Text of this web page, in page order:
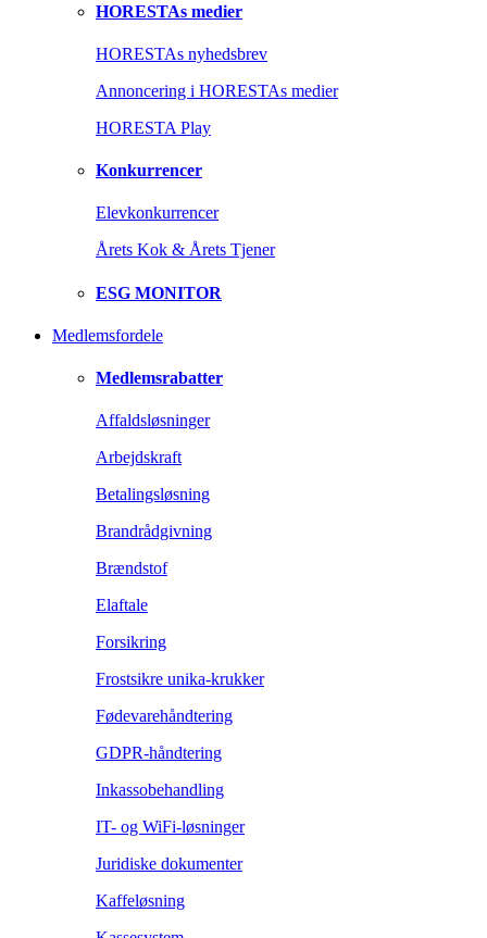
HORESTAs medier
HORESTAs nyhedsbrev
Annoncering i HORESTAs medier
HORESTA Play
Konkurrencer
Elevkonkurrencer
Årets Kok & Årets Tjener
ESG MONITOR
Medlemsfordele
Medlemsrabatter
Affaldsløsninger
Arbejdskraft
Betalingsløsning
Brandrådgivning
Brændstof
Elaftale
Forsikring
Frostsikre unika-krukker
Fødevarehåndtering
GDPR-håndtering
Inkassobehandling
IT- og WiFi-løsninger
Juridiske dokumenter
Kaffeløsning